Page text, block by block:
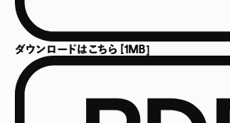
ダウンロードはこちら [1MB]